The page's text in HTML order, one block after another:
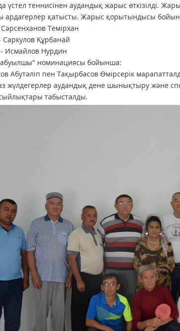
үстел теннисінен аудандық жарыс өткізілді.
ардагерлер қатысты. Жарыс қорытындысы
Темірхан
Саркулов Құрбанай
- Исмайлов Нурдин
номинациясы бойынша:
Абутәліп пен Тақырбасов Өмірсерік
жүлдегерлер аудандық дене шынықтыру және
табысталды.